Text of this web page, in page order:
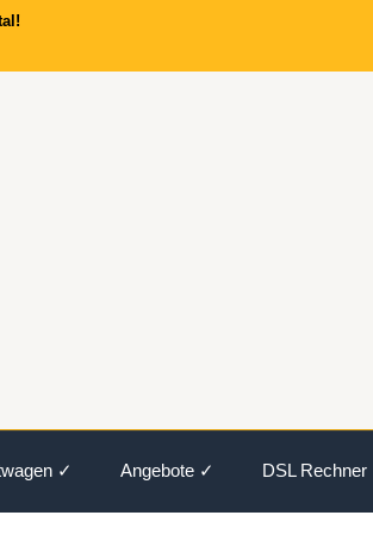
✓ Angebote ✓ DSL Rechner